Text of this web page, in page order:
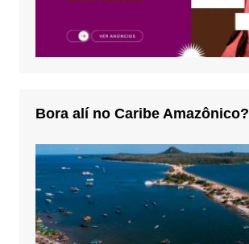
Bora alí no Caribe Amazônico?